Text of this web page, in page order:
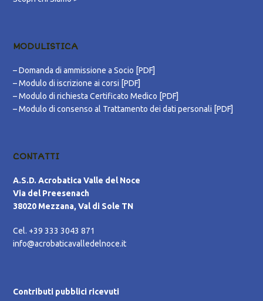
MODULISTICA
–Domanda di ammissione a Socio [PDF]
–Modulo di iscrizione ai corsi [PDF]
–Modulo di richiesta Certificato Medico [PDF]
–Modulo di consenso al Trattamento dei dati personali [PDF]
CONTATTI
A.S.D. Acrobatica Valle del Noce
Via del Preesenach
38020 Mezzana, Val di Sole TN
Cel. +39 333 3043 871
info@acrobaticavalledelnoce.it
Contributi pubblici ricevuti